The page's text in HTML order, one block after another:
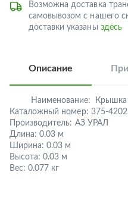
Возможна доставка
самовывозом с нашего
доставки указаны здесь
Описание
Наименование:
Крышка
Каталожный номер: 375-
Производитель: АЗ УРАЛ
Длина: 0.03 м
Ширина: 0.03 м
Высота: 0.03 м
Вес: 0.077 кг